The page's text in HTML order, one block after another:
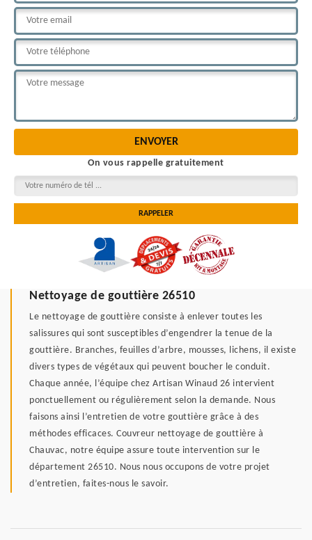
On vous rappelle gratuitement
Nettoyage de gouttière 26510
Le nettoyage de gouttière consiste à enlever toutes les
salissures qui sont susceptibles d’engendrer la tenue de la
gouttière. Branches, feuilles d’arbre, mousses, lichens, il existe
divers types de végétaux qui peuvent boucher le conduit.
Chaque année, l’équipe chez Artisan Winaud 26 intervient
ponctuellement ou régulièrement selon la demande. Nous
faisons ainsi l’entretien de votre gouttière grâce à des
méthodes efficaces. Couvreur nettoyage de gouttière à
Chauvac, notre équipe assure toute intervention sur le
département 26510. Nous nous occupons de votre projet
d’entretien, faites-nous le savoir.